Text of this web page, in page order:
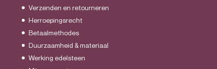
Verzenden en retourneren
Herroepingsrecht
Betaalmethodes
Duurzaamheid & materiaal
Werking edelsteen